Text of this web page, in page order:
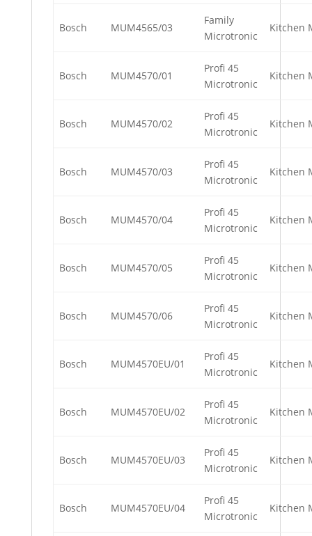
Bosch MUM4565/03
Family
Microtronic
Kitchen
Bosch MUM4570/01
Profi 45
Microtronic
Kitchen
Bosch MUM4570/02
Profi 45
Microtronic
Kitchen
Bosch MUM4570/03
Profi 45
Microtronic
Kitchen
Bosch MUM4570/04
Profi 45
Microtronic
Kitchen
Bosch MUM4570/05
Profi 45
Microtronic
Kitchen
Bosch MUM4570/06
Profi 45
Microtronic
Kitchen
Bosch MUM4570EU/01
Profi 45
Microtronic
Kitchen
Bosch MUM4570EU/02
Profi 45
Microtronic
Kitchen
Bosch MUM4570EU/03
Profi 45
Microtronic
Kitchen
Bosch MUM4570EU/04
Profi 45
Microtronic
Kitchen